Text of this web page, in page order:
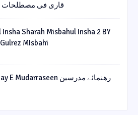
قاری فی مصطلحات
Sharah Misbahul Insha 2 BY
MIsbahi
Rehnumay E Mudarraseen رهنمائے مدرسین